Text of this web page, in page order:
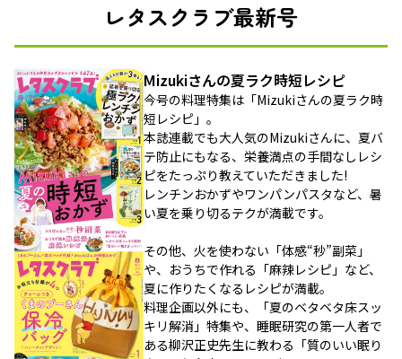
レタスクラブ最新号
Mizukiさんの夏ラク時短レシピ
今号の料理特集は「Mizukiさんの夏ラク時
短レシピ」。
本誌連載でも大人気のMizukiさんに、夏バ
テ防止にもなる、栄養満点の手間なしレシ
ピをたっぷり教えていただきました!
レンチンおかずやワンパンパスタなど、暑
い夏を乗り切るテクが満載です。
その他、火を使わない「体感“秒”副菜」
や、おうちで作れる「麻辣レシピ」など、
夏に作りたくなるレシピが満載。
料理企画以外にも、「夏のベタベタ床スッ
キリ解消」特集や、睡眠研究の第一人者で
ある柳沢正史先生に教わる「質のいい眠り